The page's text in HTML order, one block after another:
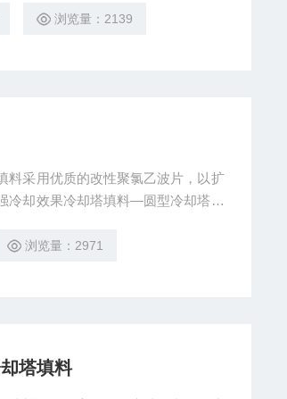
浏览量：2139
料采用优质的改性聚氯乙波片，以扩
冷却效果冷却塔填料—圆型冷却塔胶
浏览量：2971
塔填料